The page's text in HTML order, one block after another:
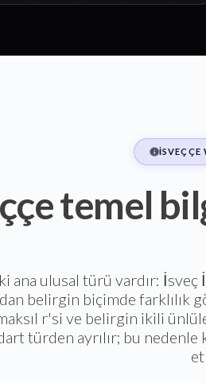
İSVEÇÇE
temel
ana ulusal türü vardır:
belirgin biçimde farklılık
r'si ve belirgin ikili
türden ayrılır; bu nedenle